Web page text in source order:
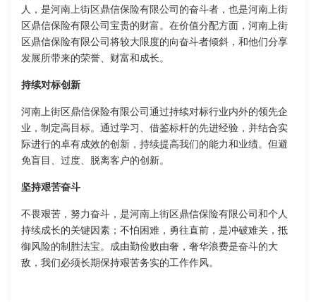
人，是河南上街区鼎信保险有限公司的奋斗者，也是河南上街
区鼎信保险有限公司宝贵的财富。在价值分配方面，河南上街
区鼎信保险有限公司将较大限度的向奋斗者倾斜，和他们分享
发展所带来的荣誉、财富和成长。
持续对标创新
河南上街区鼎信保险有限公司通过持续对标行业内外的领先企
业，制定高目标。通过学习、借鉴标杆的先进经验，并结合实
际进行的卓有成效的创新，持续提高我们的能力和业绩。但避
免盲目、过度、脱离客户的创新。
坚持艰苦奋斗
不畏艰苦，努力奋斗，是河南上街区鼎信保险有限公司和个人
持续成长的关键因素；不怕困难，勇往直前，是冲破难关，抵
御风险的制胜法宝。成由勤俭败由奢，奢华浪费是奋斗的大
敌，我们必须长期保持艰苦务实的工作作风。